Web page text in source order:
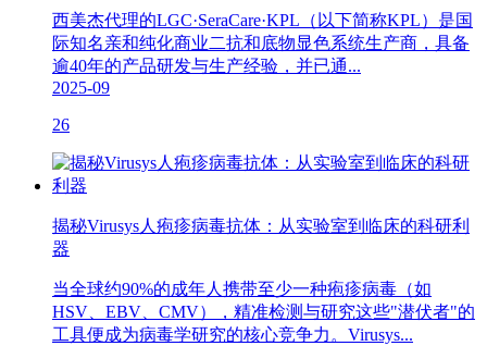
西美杰代理的LGC·SeraCare·KPL（以下简称KPL）是国
际知名亲和纯化商业二抗和底物显色系统生产商，具备
逾40年的产品研发与生产经验，并已通...
2025-09
26
揭秘Virusys人疱疹病毒抗体：从实验室到临床的科研利
器
当全球约90%的成年人携带至少一种疱疹病毒（如
HSV、EBV、CMV），精准检测与研究这些"潜伏者"的
工具便成为病毒学研究的核心竞争力。Virusys...